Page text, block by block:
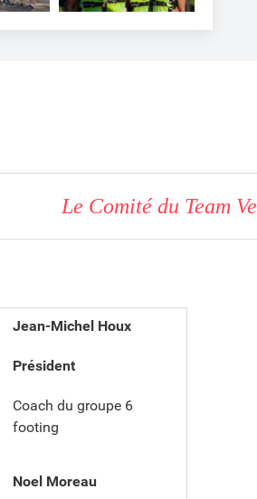
Le Comité du Team
Jean-Michel Houx
Président
Coach du groupe 6
footing
Noel Moreau